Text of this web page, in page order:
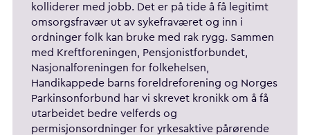
kolliderer med jobb. Det er på tide å få legitimt
omsorgsfravær ut av sykefraværet og inn i
ordninger folk kan bruke med rak rygg. Sammen
med Kreftforeningen, Pensjonistforbundet,
Nasjonalforeningen for folkehelsen,
Handikappede barns foreldreforening og Norges
Parkinsonforbund har vi skrevet kronikk om å få
utarbeidet bedre velferds og
permisjonsordninger for yrkesaktive pårørende